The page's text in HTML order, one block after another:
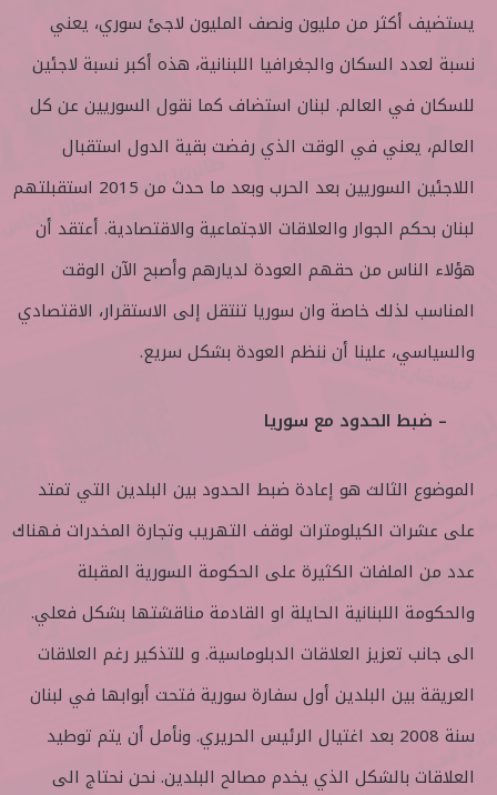
يستضيف أكثر من مليون ونصف المليون لاجئ سوري، يعني
نسبة لعدد السكان والجغرافيا اللبنانية، هذه أكبر نسبة لاجئين
للسكان في العالم. لبنان استضاف كما نقول السوريين عن كل
العالم، يعني في الوقت الذي رفضت بقية الدول استقبال
اللاجئين السوريين بعد الحرب وبعد ما حدث من 2015 استقبلتهم
لبنان بحكم الجوار والعلاقات الاجتماعية والاقتصادية. أعتقد أن
هؤلاء الناس من حقهم العودة لديارهم وأصبح الآن الوقت
المناسب لذلك خاصة وان سوريا تنتقل إلى الاستقرار، الاقتصادي
والسياسي، علينا أن ننظم العودة بشكل سريع.
– ضبط الحدود مع سوريا
الموضوع الثالث هو إعادة ضبط الحدود بين البلدين التي تمتد
على عشرات الكيلومترات لوقف التهريب وتجارة المخدرات فهناك
عدد من الملفات الكثيرة على الحكومة السورية المقبلة
والحكومة اللبنانية الحايلة او القادمة مناقشتها بشكل فعلي.
الى جانب تعزيز العلاقات الدبلوماسية. و للتذكير رغم العلاقات
العريقة بين البلدين أول سفارة سورية فتحت أبوابها في لبنان
سنة 2008 بعد اغتيال الرئيس الحريري. ونأمل أن يتم توطيد
العلاقات بالشكل الذي يخدم مصالح البلدين. نحن نحتاج الى